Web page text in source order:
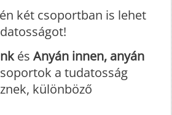
két csoportban is lehet
és Anyán innen, anyán
a tudatosság
különböző